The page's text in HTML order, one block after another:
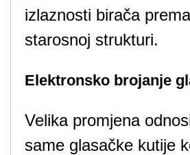
izlaznosti birača
starosnoj strukturi.
Elektronsko brojanje
Velika promjena
same glasačke kutije